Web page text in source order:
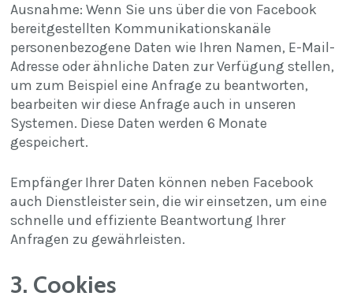
Ausnahme: Wenn Sie uns über die von Facebook
bereitgestellten Kommunikationskanäle
personenbezogene Daten wie Ihren Namen, E-Mail-
Adresse oder ähnliche Daten zur Verfügung stellen,
um zum Beispiel eine Anfrage zu beantworten,
bearbeiten wir diese Anfrage auch in unseren
Systemen. Diese Daten werden6 Monate
gespeichert.
Empfänger Ihrer Daten können neben Facebook
auch Dienstleister sein, die wir einsetzen, um eine
schnelle und effiziente Beantwortung Ihrer
Anfragen zu gewährleisten.
3. Cookies